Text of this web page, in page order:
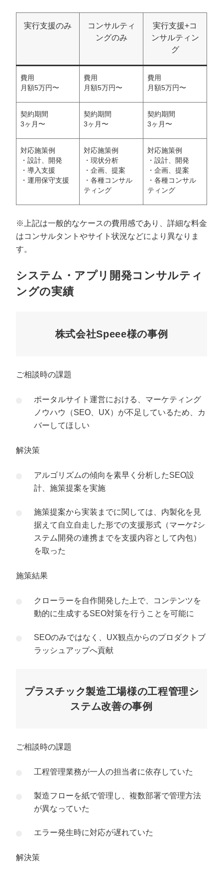
実行支援のみ
コンサルティ
ングのみ
実行支援+コ
ンサルティン
グ
費用
月額5万円〜
費用
月額5万円〜
費用
月額5万円〜
契約期間
3ヶ月〜
契約期間
3ヶ月〜
契約期間
3ヶ月〜
対応施策例
・設計、開発
・導入支援
・運用保守支援
対応施策例
・現状分析
・企画、提案
・各種コンサル
ティング
対応施策例
・設計、開発
・企画、提案
・各種コンサル
ティング
※上記は一般的なケースの費用感であり、詳細な料金
はコンサルタントやサイト状況などにより異なりま
す。
システム・アプリ開発コンサルティ
ングの実績
株式会社Speee様の事例
ご相談時の課題
ポータルサイト運営における、マーケティング
ノウハウ（SEO、UX）が不足しているため、カ
バーしてほしい
解決策
アルゴリズムの傾向を素早く分析したSEO設
計、施策提案を実施
施策提案から実装までに関しては、内製化を見
据えて自立自走した形での支援形式（マーケ⇄シ
ステム開発の連携までを支援内容として内包）
を取った
施策結果
クローラーを自作開発した上で、コンテンツを
動的に生成するSEO対策を行うことを可能に
SEOのみではなく、UX観点からのプロダクトブ
ラッシュアップへ貢献
プラスチック製造工場様の工程管理シ
ステム改善の事例
ご相談時の課題
工程管理業務が一人の担当者に依存していた
製造フローを紙で管理し、複数部署で管理方法
が異なっていた
エラー発生時に対応が遅れていた
解決策